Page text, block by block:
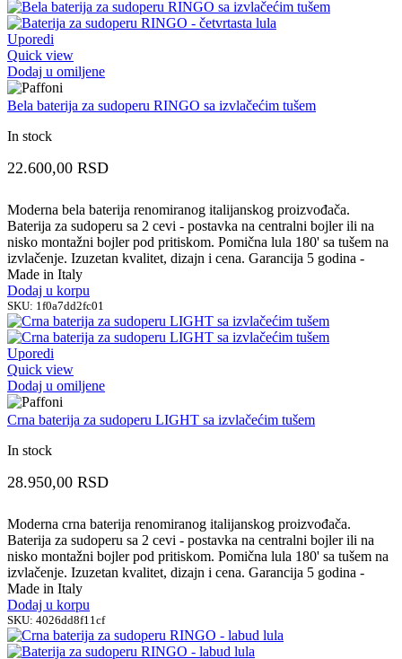
Uporedi
Quick view
Dodaj u omiljene
Bela baterija za sudoperu RINGO sa izvlačećim tušem
In stock
22.600,00 RSD
Moderna bela baterija renomiranog italijanskog proizvođača.
Baterija za sudoperu sa 2 cevi - postavka na centralni bojler ili na
nisko montažni bojler pod pritiskom. Pomična lula 180' sa tušem na
izvlačenje. Izuzetan kvalitet, dizajn i cena. Garancija 5 godina -
Made in Italy
Dodaj u korpu
SKU: 1f0a7dd2fc01
Uporedi
Quick view
Dodaj u omiljene
Crna baterija za sudoperu LIGHT sa izvlačećim tušem
In stock
28.950,00 RSD
Moderna crna baterija renomiranog italijanskog proizvođača.
Baterija za sudoperu sa 2 cevi - postavka na centralni bojler ili na
nisko montažni bojler pod pritiskom. Pomična lula 180' sa tušem na
izvlačenje. Izuzetan kvalitet, dizajn i cena. Garancija 5 godina -
Made in Italy
Dodaj u korpu
SKU: 4026dd8f11cf